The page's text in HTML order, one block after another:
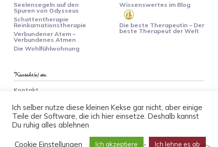
Seelensegeln auf den
Spuren von Odysseus
Schattentherapie
Reinkarnationstherapie
Verbundener Atem –
Verbundenes Atmen
Die Wohlfühlwohnung
Wissenswertes im Blog
Die beste Therapeutin – Der
beste Therapeut der Welt
Kontakt(e) etc.
Kontakt
Newsletter anmelden
Datenschutzerklärung
Quellen
Impressum
Ich selber nutze diese kleinen Kekse gar nicht, aber einige
Teile der Software, die ich hier einsetze. Deshalb kannst
Du ruhig alles ablehnen
Cookie Einstellungen Ich akzeptiere - Ich lehne es ab